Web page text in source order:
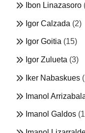
Ibon Linazasoro
Igor Calzada (2)
Igor Goitia (15)
Igor Zulueta (3)
Iker Nabaskues
Imanol
Imanol Galdos